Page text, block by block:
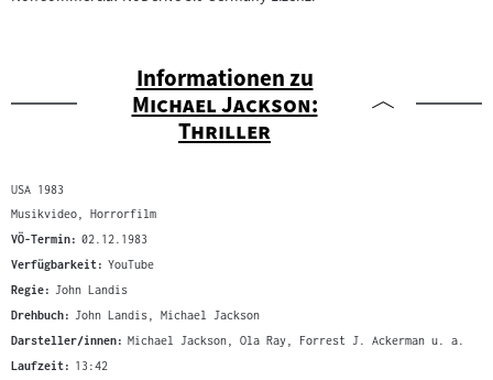
Informationen zu
"
Michael Jackson:
Thriller
USA 1983
Musikvideo, Horrorfilm
VÖ-Termin: 02.12.1983
Verfügbarkeit: YouTube
Regie: John Landis
Drehbuch: John Landis, Michael Jackson
Darsteller/innen: Michael Jackson, Ola Ray, Forrest J. Ackerman u. a.
Laufzeit: 13:42